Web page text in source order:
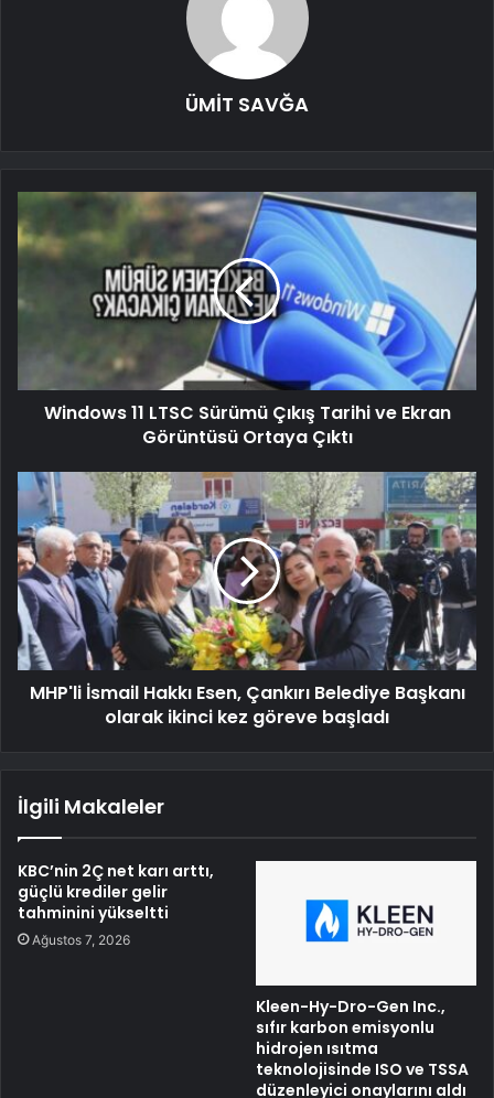
ÜMİT SAVĞA
Windows 11 LTSC Sürümü Çıkış Tarihi ve Ekran
Görüntüsü Ortaya Çıktı
MHP'li İsmail Hakkı Esen, Çankırı Belediye Başkanı
olarak ikinci kez göreve başladı
İlgili Makaleler
KBC’nin 2Ç net karı arttı,
güçlü krediler gelir
tahminini yükseltti
Ağustos 7, 2026
Kleen-Hy-Dro-Gen Inc.,
sıfır karbon emisyonlu
hidrojen ısıtma
teknolojisinde ISO ve TSSA
düzenleyici onaylarını aldı